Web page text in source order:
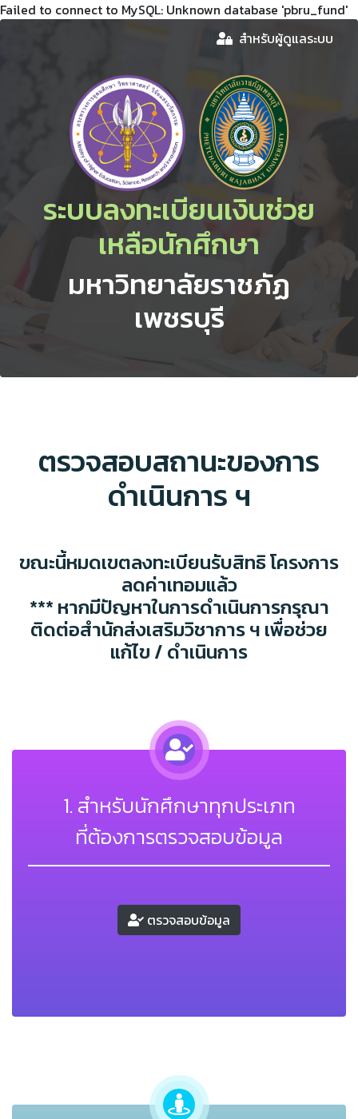
Failed to connect to MySQL: Unknown database 'pbru_fund'
สำหรับผู้ดูแลระบบ
ระบบลงทะเบียนเงินช่วย
เหลือนักศึกษา
มหาวิทยาลัยราชภัฏ
เพชรบุรี
ตรวจสอบสถานะของการ
ดำเนินการ ฯ
ขณะนี้หมดเขตลงทะเบียนรับสิทธิ โครงการ
ลดค่าเทอมแล้ว
*** หากมีปัญหาในการดำเนินการกรุณา
ติดต่อสำนักส่งเสริมวิชาการ ฯ เพื่อช่วย
แก้ไข / ดำเนินการ
1. สำหรับนักศึกษาทุกประเภท
ที่ต้องการตรวจสอบข้อมูล
ตรวจสอบข้อมูล